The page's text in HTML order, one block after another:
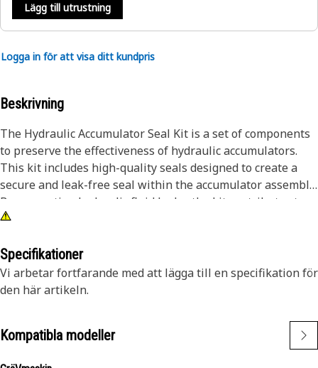
Lägg till utrustning
Logga in för att visa ditt kundpris
Beskrivning
The Hydraulic Accumulator Seal Kit is a set of components
to preserve the effectiveness of hydraulic accumulators.
This kit includes high-quality seals designed to create a
secure and leak-free seal within the accumulator assembly.
By preventing hydraulic fluid leaks, the kit contributes to
the overall reliability and efficiency of hydraulic
pressure.• Provides a reliable barrier against leaks.•
Compatible with various hydraulic
systems.Applications:The Hydraulic Accumulator Seal Kit is
hydraulic accumulators continue to operate efficiently,
Specifikationer
Vi arbetar fortfarande med att lägga till en specifikation för
den här artikeln.
Kompatibla modeller